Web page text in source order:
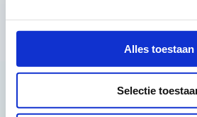
Alles toestaan
Selectie
Google
gedrag